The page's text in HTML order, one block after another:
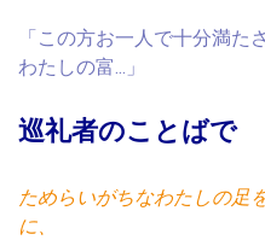
「この方お一人で十分満た
わたしの富…」
巡礼者のことばで
ためらいがちなわたしの足
に、